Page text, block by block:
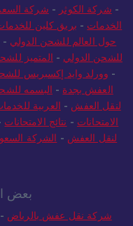
- شركة الكوثر - شركة
الخدمات - بريق كلين
حول العالم للشحن الدولي -
للشحن الدولي - المتميز
- وورلد وايد إكسبريس
العفش بجدة - البسمه
لنقل العفش - العربية
الامتحانات - نتائج الامتحانات
لنقل العفش - الشركة
بعض
شركة نقل عفش بالرياض -